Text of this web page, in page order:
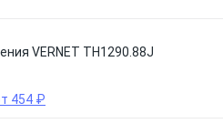
VERNET TH1290.88J
454 ₽